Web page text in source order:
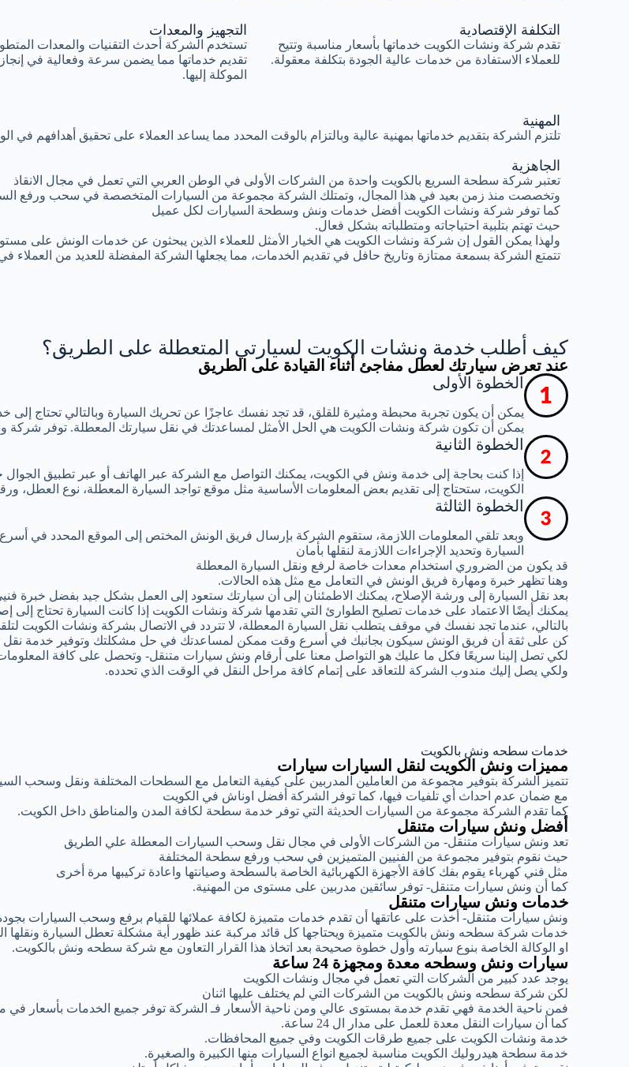
التجهيز والمعدات
تستخدم الشركة أحدث التقنيات والمعدات
تقديم خدماتها مما يضمن سرعة وفعالية في إنجاز
الموكلة إليها.
التكلفة الإقتصادية
تقدم شركة ونشات الكويت خدماتها بأسعار مناسبة وتتيح
للعملاء الاستفادة من خدمات عالية الجودة بتكلفة معقولة.
المهنية
تلتزم الشركة بتقديم خدماتها بمهنية عالية وبالتزام بالوقت المحدد مما يساعد العملاء على تحقيق أهدافهم في
الجاهزية
تعتبر شركة سطحة السريع بالكويت واحدة من الشركات الأولى في الوطن العربي التي تعمل في مجال الانقاذ
وتخصصت منذ زمن بعيد في هذا المجال، وتمتلك الشركة مجموعة من السيارات المتخصصة في سحب ورفع
كما توفر شركة ونشات الكويت أفضل خدمات ونش وسطحة السيارات لكل عميل
حيث تهتم بتلبية احتياجاته ومتطلباته بشكل فعال.
ولهذا يمكن القول إن شركة ونشات الكويت هي الخيار الأمثل للعملاء الذين يبحثون عن خدمات الونش على
تتمتع الشركة بسمعة ممتازة وتاريخ حافل في تقديم الخدمات، مما يجعلها الشركة المفضلة للعديد من العملاء
كيف أطلب خدمة ونشات الكويت لسيارتي المتعطلة على الطريق؟
عند تعرض سيارتك لعطل مفاجئ أثناء القيادة على الطريق
الخطوة الأولى
يمكن أن يكون تجربة محبطة ومثيرة للقلق، قد تجد نفسك عاجزًا عن تحريك السيارة وبالتالي تحتاج
يمكن أن تكون شركة ونشات الكويت هي الحل الأمثل لمساعدتك في نقل سيارتك المعطلة. توفر
الخطوة الثانية
إذا كنت بحاجة إلى خدمة ونش في الكويت، يمكنك التواصل مع الشركة عبر الهاتف أو عبر تطبيق
الكويت، ستحتاج إلى تقديم بعض المعلومات الأساسية مثل موقع تواجد السيارة المعطلة، نوع العطل،
الخطوة الثالثة
وبعد تلقي المعلومات اللازمة، ستقوم الشركة بإرسال فريق الونش المختص إلى الموقع المحدد في
السيارة وتحديد الإجراءات اللازمة لنقلها بأمان
قد يكون من الضروري استخدام معدات خاصة لرفع ونقل السيارة المعطلة
وهنا تظهر خبرة ومهارة فريق الونش في التعامل مع مثل هذه الحالات.
بعد نقل السيارة إلى ورشة الإصلاح، يمكنك الاطمئنان إلى أن سيارتك ستعود إلى العمل بشكل جيد بفضل خبرة
يمكنك أيضًا الاعتماد على خدمات تصليح الطوارئ التي تقدمها شركة ونشات الكويت إذا كانت السيارة تحتاج إلى
بالتالي، عندما تجد نفسك في موقف يتطلب نقل السيارة المعطلة، لا تتردد في الاتصال بشركة ونشات الكويت
كن على ثقة أن فريق الونش سيكون بجانبك في أسرع وقت ممكن لمساعدتك في حل مشكلتك وتوفير خدمة نقل
لكي تصل إلينا سريعًا فكل ما عليك هو التواصل معنا على أرقام ونش سيارات متنقل- وتحصل على كافة المعلومات
ولكي يصل إليك مندوب الشركة للتعاقد على إتمام كافة مراحل النقل في الوقت الذي تحدده.
خدمات سطحه ونش بالكويت
مميزات ونش الكويت لنقل السيارات سيارات
تتميز الشركة بتوفير مجموعة من العاملين المدربين على كيفية التعامل مع السطحات المختلفة ونقل وسحب
مع ضمان عدم احداث أي تلفيات فيها، كما توفر الشركة أفضل اوناش في الكويت
كما تقدم الشركة مجموعة من السيارات الحديثة التي توفر خدمة سطحة لكافة المدن والمناطق داخل الكويت.
أفضل ونش سيارات متنقل
تعد ونش سيارات متنقل- من الشركات الأولى في مجال نقل وسحب السيارات المعطلة علي الطريق
حيث نقوم بتوفير مجموعة من الفنيين المتميزين في سحب ورفع سطحة المختلفة
مثل فني كهرباء يقوم بفك كافة الأجهزة الكهربائية الخاصة بالسطحة وصيانتها واعادة تركيبها مرة أخرى
كما أن ونش سيارات متنقل- توفر سائقين مدربين على مستوى من المهنية.
خدمات ونش سيارات متنقل
ونش سيارات متنقل- أخذت على عاتقها أن تقدم خدمات متميزة لكافة عملائها للقيام برفع وسحب السيارات بجودة
خدمات شركة سطحه ونش بالكويت متميزة ويحتاجها كل قائد مركبة عند ظهور أية مشكلة تعطل السيارة ونقلها
او الوكالة الخاصة بنوع سيارته وأول خطوة صحيحة بعد اتخاذ هذا القرار التعاون مع شركة سطحه ونش بالكويت.
سيارات ونش وسطحه معدة ومجهزة 24 ساعة
يوجد عدد كبير من الشركات التي تعمل في مجال ونشات الكويت
لكن شركة سطحه ونش بالكويت من الشركات التي لم يختلف عليها اثنان
فمن ناحية الخدمة فهي تقدم خدمة بمستوى عالي ومن ناحية الأسعار فـ الشركة توفر جميع الخدمات بأسعار في
كما أن سيارات النقل معدة للعمل على مدار ال 24 ساعة.
خدمة ونشات الكويت على جميع طرقات الكويت وفي جميع المحافظات.
خدمة سطحة هيدروليك الكويت مناسبة لجميع انواع السيارات منها الكبيرة والصغيرة.